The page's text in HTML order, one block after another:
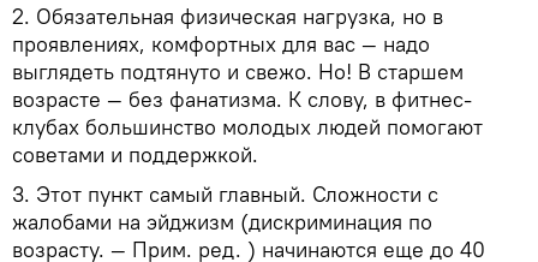
2. Обязательная физическая нагрузка, но в
проявлениях, комфортных для вас — надо
выглядеть подтянуто и свежо. Но! В старшем
возрасте — без фанатизма. К слову, в фитнес-
клубах большинство молодых людей помогают
советами и поддержкой.
3. Этот пункт самый главный. Сложности с
жалобами на эйджизм (дискриминация по
возрасту. — Прим. ред. ) начинаются еще до 40